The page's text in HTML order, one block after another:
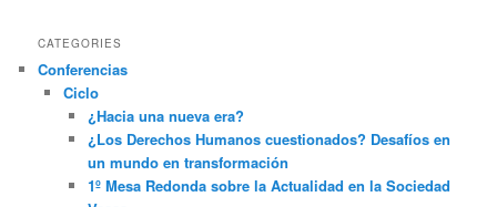
CATEGORIES
Conferencias
Ciclo
¿Hacia una nueva era?
¿Los Derechos Humanos cuestionados? Desafíos en
un mundo en transformación
1º Mesa Redonda sobre la Actualidad en la Sociedad